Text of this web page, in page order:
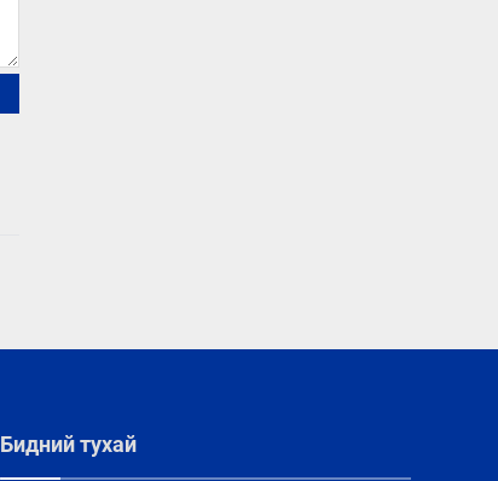
Бидний тухай